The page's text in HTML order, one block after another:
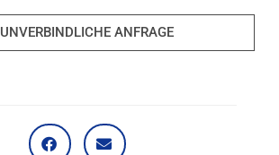
UNVERBINDLICHE ANFRAGE